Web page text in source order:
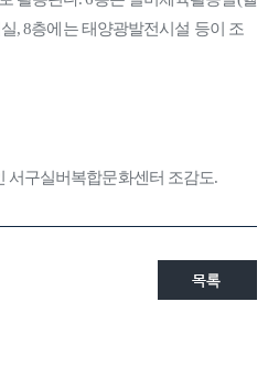
, 8층에는 태양광발전시설 등이 조
서구실버복합문화센터 조감도.